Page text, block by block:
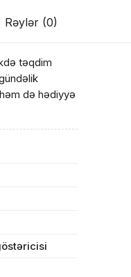
Rəylər (0)
təqdim
də hədiyyə
edildi